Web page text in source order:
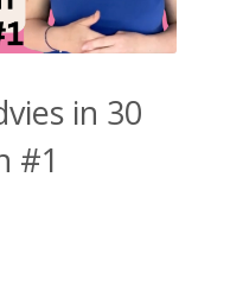
in 30
#1